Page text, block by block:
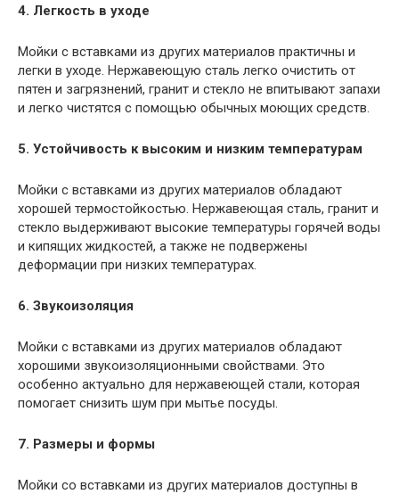
4. Легкость в уходе
Мойки с вставками из других материалов практичны и
легки в уходе. Нержавеющую сталь легко очистить от
пятен и загрязнений, гранит и стекло не впитывают запахи
и легко чистятся с помощью обычных моющих средств.
5. Устойчивость к высоким и низким температурам
Мойки с вставками из других материалов обладают
хорошей термостойкостью. Нержавеющая сталь, гранит и
стекло выдерживают высокие температуры горячей воды
и кипящих жидкостей, а также не подвержены
деформации при низких температурах.
6. Звукоизоляция
Мойки с вставками из других материалов обладают
хорошими звукоизоляционными свойствами. Это
особенно актуально для нержавеющей стали, которая
помогает снизить шум при мытье посуды.
7. Размеры и формы
Мойки со вставками из других материалов доступны в